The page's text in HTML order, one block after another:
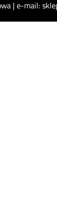
| e-mail: